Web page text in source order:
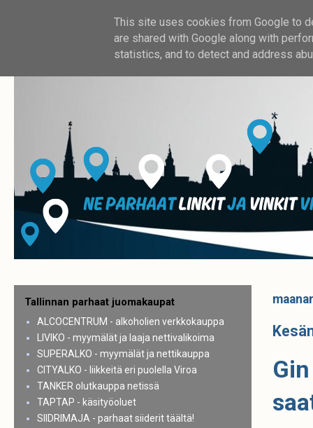
Tallinnan parhaat juomakaupat
ALCOCENTRUM - alkoholien verkkokauppa
LIVIKO - myymälät ja laaja nettivalikoima
SUPERALKO - myymälät ja nettikauppa
CITYALKO - liikkeitä eri puolella Viroa
TANKER olutkauppa netissä
TAPTAP - käsityöoluet
SIIDRIMAJA - parhaat siiderit täältä!
This site uses cookies from Google to
are shared with Google along with
statistics, and to detect and address